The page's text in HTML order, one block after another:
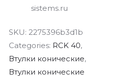
sistems.ru
SKU: 2275396b3d1b
Categories: RCK 40,
Втулки конические,
Втулки конические